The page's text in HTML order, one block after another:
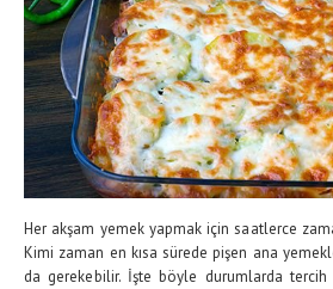
Her akşam yemek yapmak için saatlerce
Kimi zaman en kısa sürede pişen ana
da gerekebilir. İşte böyle durumlarda